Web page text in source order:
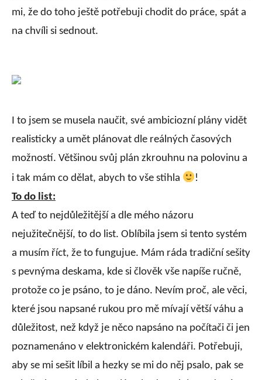
mi, že do toho ještě potřebuji chodit do práce, spát a
na chvíli si sednout.
I to jsem se musela naučit, své ambiciozní plány vidět
realisticky a umět plánovat dle reálných časových
možností. Většinou svůj plán zkrouhnu na polovinu a
i tak mám co dělat, abych to vše stihla
!
To do list:
A teď to nejdůležitější a dle mého názoru
nejužitečnější, to do list. Oblíbila jsem si tento systém
a musím říct, že to fungujue. Mám ráda tradiční sešity
s pevnýma deskama, kde si člověk vše napíše ručně,
protože co je psáno, to je dáno. Nevím proč, ale věci,
které jsou napsané rukou pro mě mívají větší váhu a
důležitost, než když je něco napsáno na počítači či jen
poznamenáno v elektronickém kalendáři. Potřebuji,
aby se mi sešit líbil a hezky se mi do něj psalo, pak se